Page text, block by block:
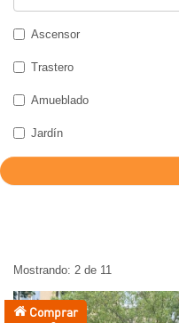
Ascensor
Trastero
Amueblado
Jardín
Mostrando: 2 de 11
Comprar